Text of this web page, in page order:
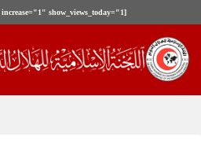
[pvc_stats postid="" increase="1" show_views_today="1"]
إلى
المحتوى